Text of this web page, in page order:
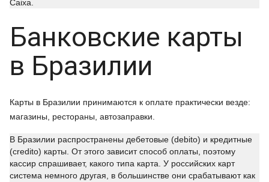
Caixa.
Банковские карты
в Бразилии
Карты в Бразилии принимаются к оплате практически везде:
магазины, рестораны, автозаправки.
В Бразилии распространены дебетовые (debito) и кредитные
(credito) карты. От этого зависит способ оплаты, поэтому
кассир спрашивает, какого типа карта. У российских карт
система немного другая, в большинстве они срабатывают как